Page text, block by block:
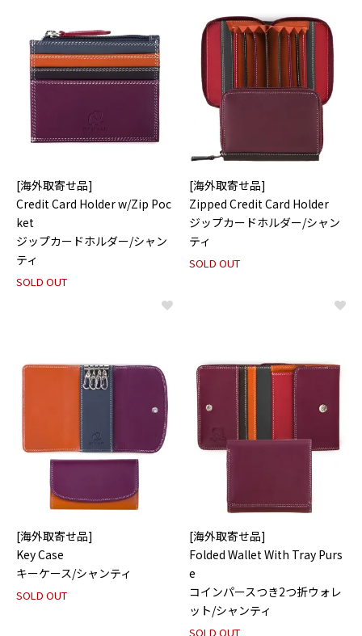
[海外取寄せ品]
Credit Card Holder w/Zip Poc
ket
ジップカードホルダー/シャン
ティ
SOLD OUT
[海外取寄せ品]
Zipped Credit Card Holder
ジップカードホルダー/シャン
ティ
SOLD OUT
[海外取寄せ品]
Key Case
キーケース/シャンティ
SOLD OUT
[海外取寄せ品]
Folded Wallet With Tray Purs
e
コインパースつき2つ折ウォレ
ット/シャンティ
SOLD OUT